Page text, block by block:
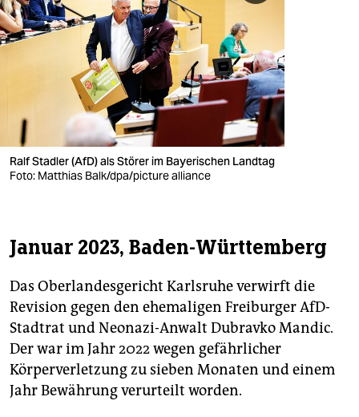
Ralf Stadler (AfD) als Störer im Bayerischen Landtag
Foto: Matthias Balk/dpa/picture alliance
Januar 2023, Baden-Württemberg
Das Oberlandesgericht Karlsruhe verwirft die
Revision gegen den ehemaligen Freiburger AfD-
Stadtrat und Neonazi-Anwalt Dubravko Mandic.
Der war im Jahr 2022 wegen gefährlicher
Körperverletzung zu sieben Monaten und einem
Jahr Bewährung verurteilt worden.